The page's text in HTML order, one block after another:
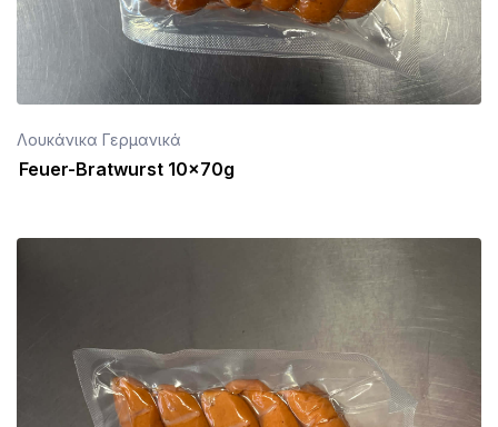
Λουκάνικα Γερμανικά
Feuer-Bratwurst 10x70g